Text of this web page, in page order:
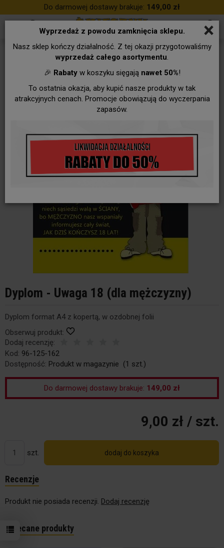
×
Wyprzedaż z powodu zamknięcia sklepu.
Nasz sklep kończy działalność. Z tej okazji przygotowaliśmy
wyprzedaż całego asortymentu.
🎉 Rabatyw koszyku sięgają nawet 50%!
To ostatnia okazja, aby kupić nasze produkty w tak
atrakcyjnych cenach. Promocje obowiązują do wyczerpania
zapasów.
Do darmowej dostawy brakuje: 149,00 zł
Dyplom - Uwaga 18 (dla mężczyzny)
Dyplom format A4 z kopertą, w ozdobnej folii
Obserwuj produkt:
Dodaj recenzję:
Kod: 96-125-162
Dostępność: Produkt w magazynie (1 szt.)
Do darmowej dostawy brakuje: 149,00 zł
9,00 zł / szt.
szt. dodaj do koszyka
Recenzje
Produkt nie posiada recenzji. Dodaj recenzję
Polecane produkty